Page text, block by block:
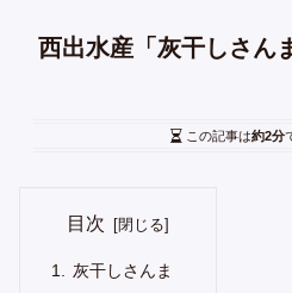
西出水産「灰干しさん
この記事は約2分
目次
灰干しさんま